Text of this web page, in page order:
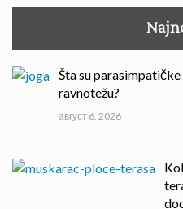
Šta su
ravnotežu?
август 6, 2026